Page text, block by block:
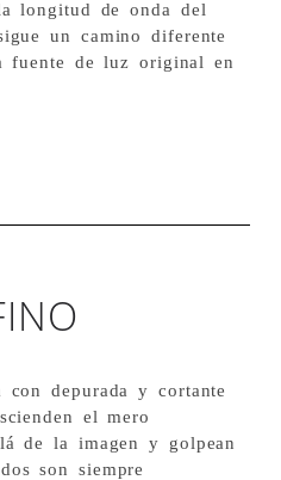
longitud de onda del
un camino diferente
fuente de luz original en
S/N). / 40,5 x 50,5
con depurada y cortante
el mero
de la imagen y golpean
son siempre